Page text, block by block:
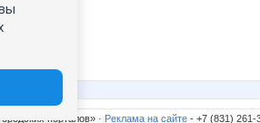
порталов» · Реклама на сайте - +7 (831) 261-